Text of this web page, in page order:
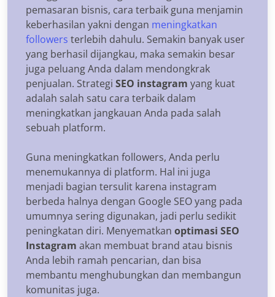
pemasaran bisnis, cara terbaik guna menjamin
keberhasilan yakni dengan meningkatkan
followers terlebih dahulu. Semakin banyak user
yang berhasil dijangkau, maka semakin besar
juga peluang Anda dalam mendongkrak
penjualan. Strategi SEO instagram yang kuat
adalah salah satu cara terbaik dalam
meningkatkan jangkauan Anda pada salah
sebuah platform.
Guna meningkatkan followers, Anda perlu
menemukannya di platform. Hal ini juga
menjadi bagian tersulit karena instagram
berbeda halnya dengan Google SEO yang pada
umumnya sering digunakan, jadi perlu sedikit
peningkatan diri. Menyematkan optimasi SEO
Instagram akan membuat brand atau bisnis
Anda lebih ramah pencarian, dan bisa
membantu menghubungkan dan membangun
komunitas juga.